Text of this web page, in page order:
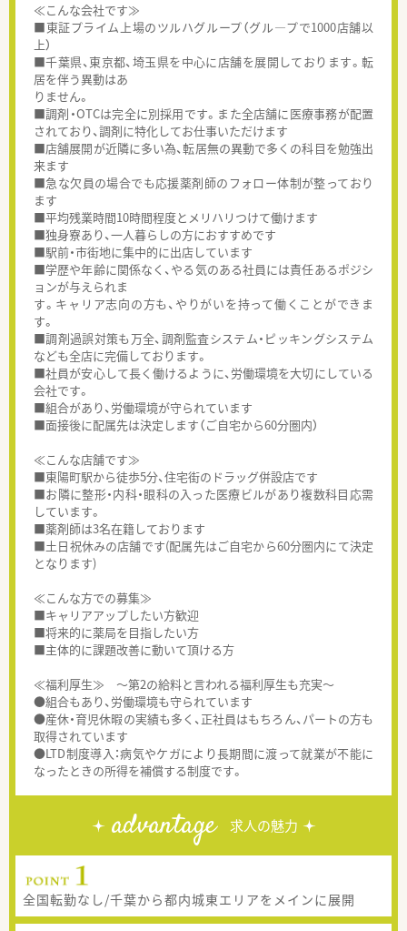
≪こんな会社です≫
■東証プライム上場のツルハグループ（グル―プで1000店舗以
上）
■千葉県、東京都、埼玉県を中心に店舗を展開しております。転
居を伴う異動はあ
りません。
■調剤・OTCは完全に別採用です。また全店舗に医療事務が配置
されており、調剤に特化してお仕事いただけます
■店舗展開が近隣に多い為、転居無の異動で多くの科目を勉強出
来ます
■急な欠員の場合でも応援薬剤師のフォロー体制が整っており
ます
■平均残業時間10時間程度とメリハリつけて働けます
■独身寮あり、一人暮らしの方におすすめです
■駅前・市街地に集中的に出店しています
■学歴や年齢に関係なく、やる気のある社員には責任あるポジシ
ョンが与えられま
す。キャリア志向の方も、やりがいを持って働くことができま
す。
■調剤過誤対策も万全、調剤監査システム・ピッキングシステム
なども全店に完備しております。
■社員が安心して長く働けるように、労働環境を大切にしている
会社です。
■組合があり、労働環境が守られています
■面接後に配属先は決定します（ご自宅から60分圏内）
≪こんな店舗です≫
■東陽町駅から徒歩5分、住宅街のドラッグ併設店です
■お隣に整形・内科・眼科の入った医療ビルがあり複数科目応需
しています。
■薬剤師は3名在籍しております
■土日祝休みの店舗です(配属先はご自宅から60分圏内にて決定
となります)
≪こんな方での募集≫
■キャリアアップしたい方歓迎
■将来的に薬局を目指したい方
■主体的に課題改善に動いて頂ける方
≪福利厚生≫ ～第2の給料と言われる福利厚生も充実～
●組合もあり、労働環境も守られています
●産休・育児休暇の実績も多く、正社員はもちろん、パートの方も
取得されています
●LTD制度導入：病気やケガにより長期間に渡って就業が不能に
なったときの所得を補償する制度です。
advantage 求人の魅力
全国転勤なし/千葉から都内城東エリアをメインに展開